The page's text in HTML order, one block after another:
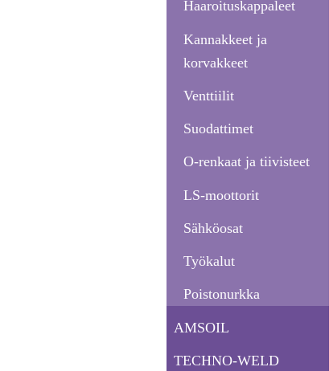
Haaroituskappaleet
Kannakkeet ja
korvakkeet
Venttiilit
Suodattimet
O-renkaat ja tiivisteet
LS-moottorit
Sähköosat
Työkalut
Poistonurkka
AMSOIL
TECHNO-WELD